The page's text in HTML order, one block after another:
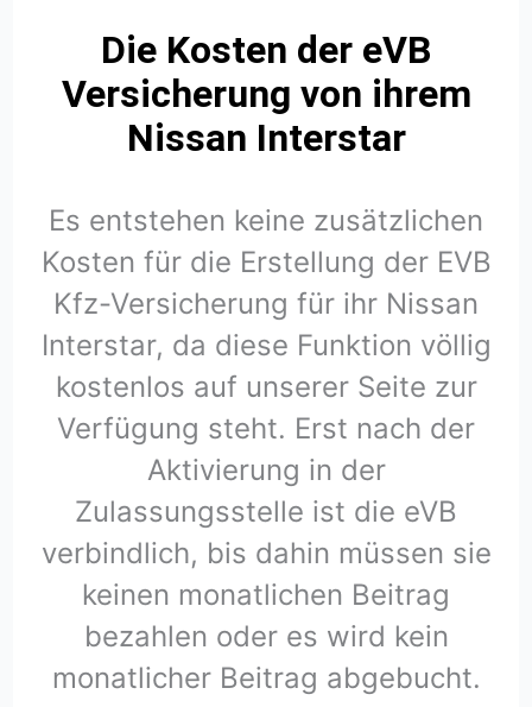
Die Kosten der eVB
Versicherung von ihrem
Nissan Interstar
Es entstehen keine zusätzlichen
Kosten für die Erstellung der EVB
Kfz-Versicherung für ihr Nissan
Interstar, da diese Funktion völlig
kostenlos auf unserer Seite zur
Verfügung steht. Erst nach der
Aktivierung in der
Zulassungsstelle ist die eVB
verbindlich, bis dahin müssen sie
keinen monatlichen Beitrag
bezahlen oder es wird kein
monatlicher Beitrag abgebucht.